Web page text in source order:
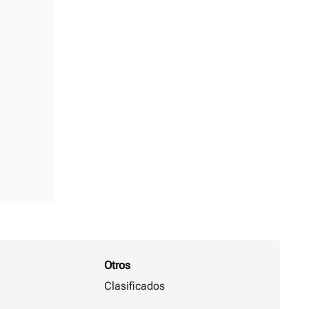
Otros
Clasificados